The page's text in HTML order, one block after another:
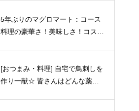
5年ぶりのマグロマート：コース
料理の豪華さ！美味しさ！コスパ
[おつまみ・料理] 自宅で鳥刺しを
作り一献☆ 皆さんはどんな薬味